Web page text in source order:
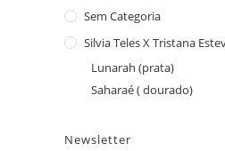
Sem Categoria
Silvia Teles X Tristana
Lunarah (prata)
Saharaé ( dourado)
Newsletter